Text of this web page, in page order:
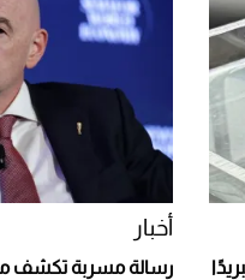
Aston Martin Valiant: على هوى الأبطال
أخبار
رسالة مسربة تكشف ما